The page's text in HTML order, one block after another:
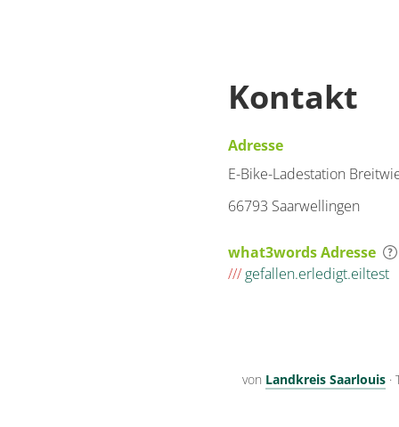
Kontakt
Adresse
E-Bike-Ladestation
66793 Saarwellingen
what3words Adresse
/// gefallen.erledigt.eiltest
von Landkreis Saarlouis ·